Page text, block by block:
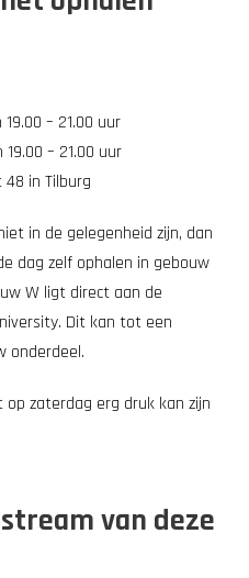
– 21.00 uur
– 21.00 uur
in Tilburg
in de gelegenheid zijn, dan
dag zelf ophalen in gebouw
W ligt direct aan de
Dit kan tot een
onderdeel.
zaterdag erg druk kan zijn
van deze